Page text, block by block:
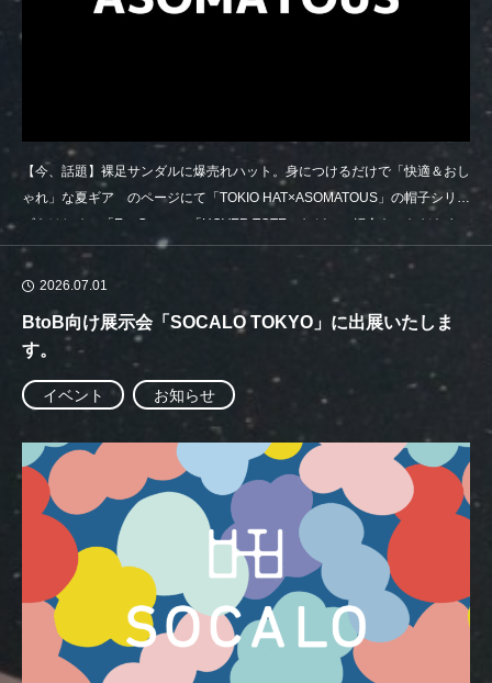
【今、話題】裸足サンダルに爆売れハット。身につけるだけで「快適＆おし
ゃれ」な夏ギア のページにて「TOKIO HAT×ASOMATOUS」の帽子シリー
ズをはじめ、「EvaCon」、「HOVER TOTE」などのご紹介をいただきま
した。
2026.07.01
BtoB向け展示会「SOCALO TOKYO」に出展いたしま
す。
イベント お知らせ